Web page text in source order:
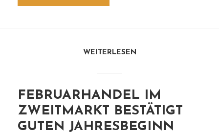
WEITERLESEN
FEBRUARHANDEL IM
ZWEITMARKT BESTÄTIGT
GUTEN JAHRESBEGINN